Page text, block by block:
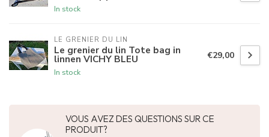
In stock
LE GRENIER DU LIN
Le grenier du lin Tote bag in
linnen VICHY BLEU
In stock
€29,00
VOUS AVEZ DES QUESTIONS SUR CE
PRODUIT?